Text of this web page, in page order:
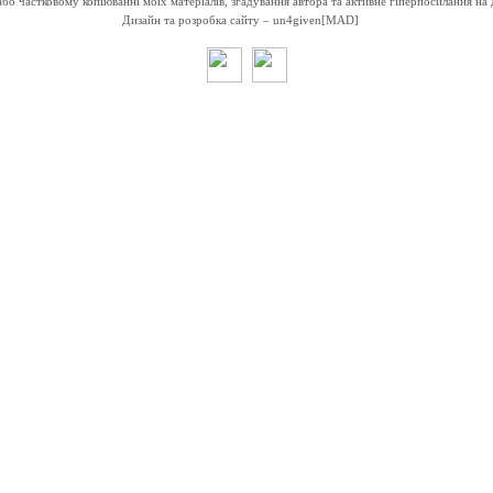
Дизайн та розробка сайту – un4given[MAD]